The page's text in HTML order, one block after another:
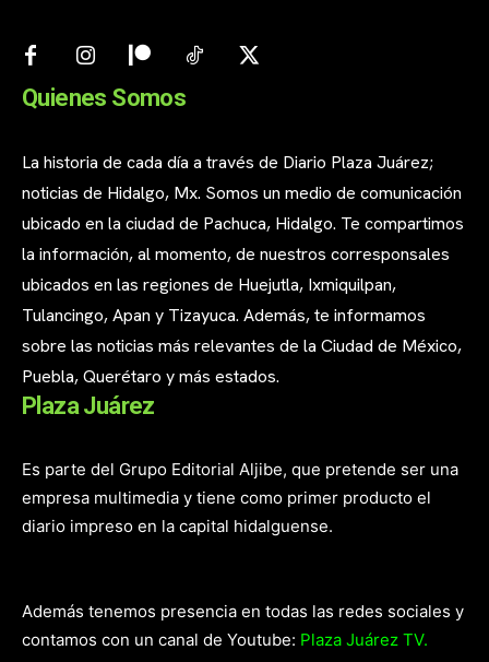
Quienes Somos
La historia de cada día a través de Diario Plaza Juárez;
noticias de Hidalgo, Mx. Somos un medio de comunicación
ubicado en la ciudad de Pachuca, Hidalgo. Te compartimos
la información, al momento, de nuestros corresponsales
ubicados en las regiones de Huejutla, Ixmiquilpan,
Tulancingo, Apan y Tizayuca. Además, te informamos
sobre las noticias más relevantes de la Ciudad de México,
Puebla, Querétaro y más estados.
Plaza Juárez
Es parte del Grupo Editorial Aljibe, que pretende ser una
empresa multimedia y tiene como primer producto el
diario impreso en la capital hidalguense.
Además tenemos presencia en todas las redes sociales y
contamos con un canal de Youtube: Plaza Juárez TV.